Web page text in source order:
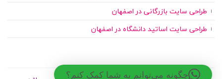
طراحی سایت بازرگانی در اصفهان
طراحی سایت اساتید دانشگاه در اصفهان
چگونه می‌توانم به شما کمک کنم؟